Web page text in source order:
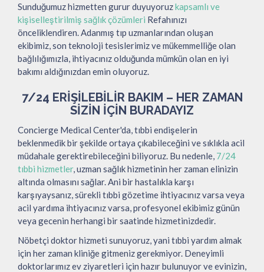
Sunduğumuz hizmetten gurur duyuyoruzkapsamlı ve
kişiselleştirilmiş sağlık çözümleri Refahınızı
önceliklendiren. Adanmış tıp uzmanlarından oluşan
ekibimiz, son teknoloji tesislerimiz ve mükemmelliğe olan
bağlılığımızla, ihtiyacınız olduğunda mümkün olan en iyi
bakımı aldığınızdan emin oluyoruz.
7/24 ERIŞILEBILIR BAKIM – HER ZAMAN
SIZIN İÇIN BURADAYIZ
Concierge Medical Center'da, tıbbi endişelerin
beklenmedik bir şekilde ortaya çıkabileceğini ve sıklıkla acil
müdahale gerektirebileceğini biliyoruz. Bu nedenle, 7/24
tıbbi hizmetler, uzman sağlık hizmetinin her zaman elinizin
altında olmasını sağlar. Ani bir hastalıkla karşı
karşıyaysanız, sürekli tıbbi gözetime ihtiyacınız varsa veya
acil yardıma ihtiyacınız varsa, profesyonel ekibimiz günün
veya gecenin herhangi bir saatinde hizmetinizdedir.
Nöbetçi doktor hizmeti sunuyoruz, yani tıbbi yardım almak
için her zaman kliniğe gitmeniz gerekmiyor. Deneyimli
doktorlarımız ev ziyaretleri için hazır bulunuyor ve evinizin,